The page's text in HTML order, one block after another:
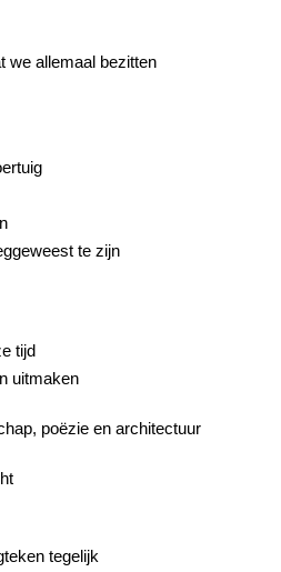
we allemaal bezitten
te zijn
tijd
uitmaken
poëzie en architectuur
tegelijk